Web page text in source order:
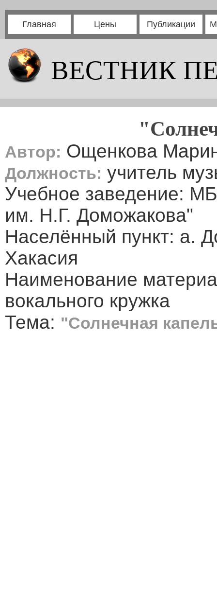
Главная Цены Публикации
ВЕСТНИК
Автор: Ощенкова
Должность: учитель
Учебное заведение:
им. Н.Г. Доможакова"
Населённый пункт: а.
Хакасия
Наименование
вокального кружка
Тема: "Солнечная